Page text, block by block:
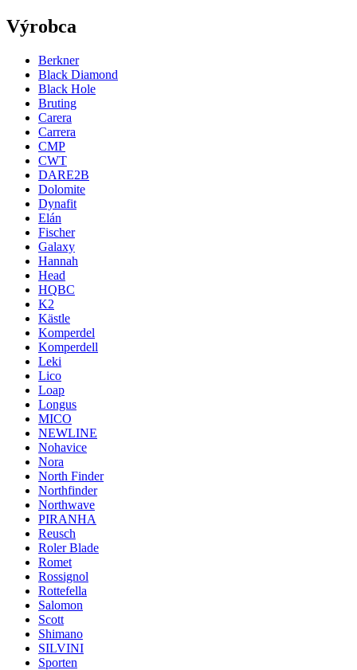
Výrobca
Berkner
Black Diamond
Black Hole
Bruting
Carera
Carrera
CMP
CWT
DARE2B
Dolomite
Dynafit
Elán
Fischer
Galaxy
Hannah
Head
HQBC
K2
Kästle
Komperdel
Komperdell
Leki
Lico
Loap
Longus
MICO
NEWLINE
Nohavice
Nora
North Finder
Northfinder
Northwave
PIRANHA
Reusch
Roler Blade
Romet
Rossignol
Rottefella
Salomon
Scott
Shimano
SILVINI
Sporten